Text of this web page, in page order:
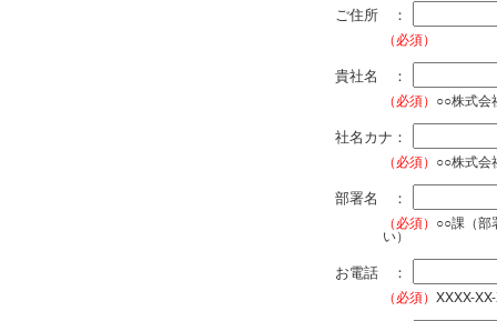
ご住所 ：
（必須）
貴社名 ：
（必須） ○○株式会
社名カナ：
（必須） ○○株式会
部署名 ：
（必須） ○○課（部
い）
お電話 ：
（必須） XXXX-